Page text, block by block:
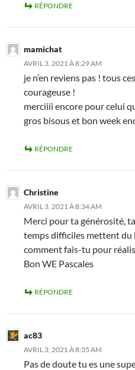
RÉPONDRE
mamichat
AVRIL 3, 2021 À 8:29 AM
je n’en reviens pas ! tous
courageuse !
merciiii encore pour celui
gros bisous et bon week
RÉPONDRE
Christine
AVRIL 3, 2021 À 8:34 AM
Merci pour ta générosité,
temps difficiles mettent du
comment fais-tu pour
Bon WE Pascales
RÉPONDRE
ac83
AVRIL 3, 2021 À 8:35 AM
Pas de doute tu es une